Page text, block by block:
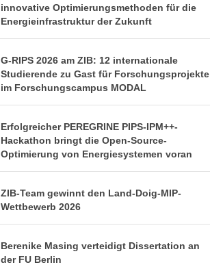
innovative Optimierungsmethoden für die
Energieinfrastruktur der Zukunft
G-RIPS 2026 am ZIB: 12 internationale
Studierende zu Gast für Forschungsprojekte
im Forschungscampus MODAL
Erfolgreicher PEREGRINE PIPS-IPM++-
Hackathon bringt die Open-Source-
Optimierung von Energiesystemen voran
ZIB-Team gewinnt den Land-Doig-MIP-
Wettbewerb 2026
Berenike Masing verteidigt Dissertation an
der FU Berlin